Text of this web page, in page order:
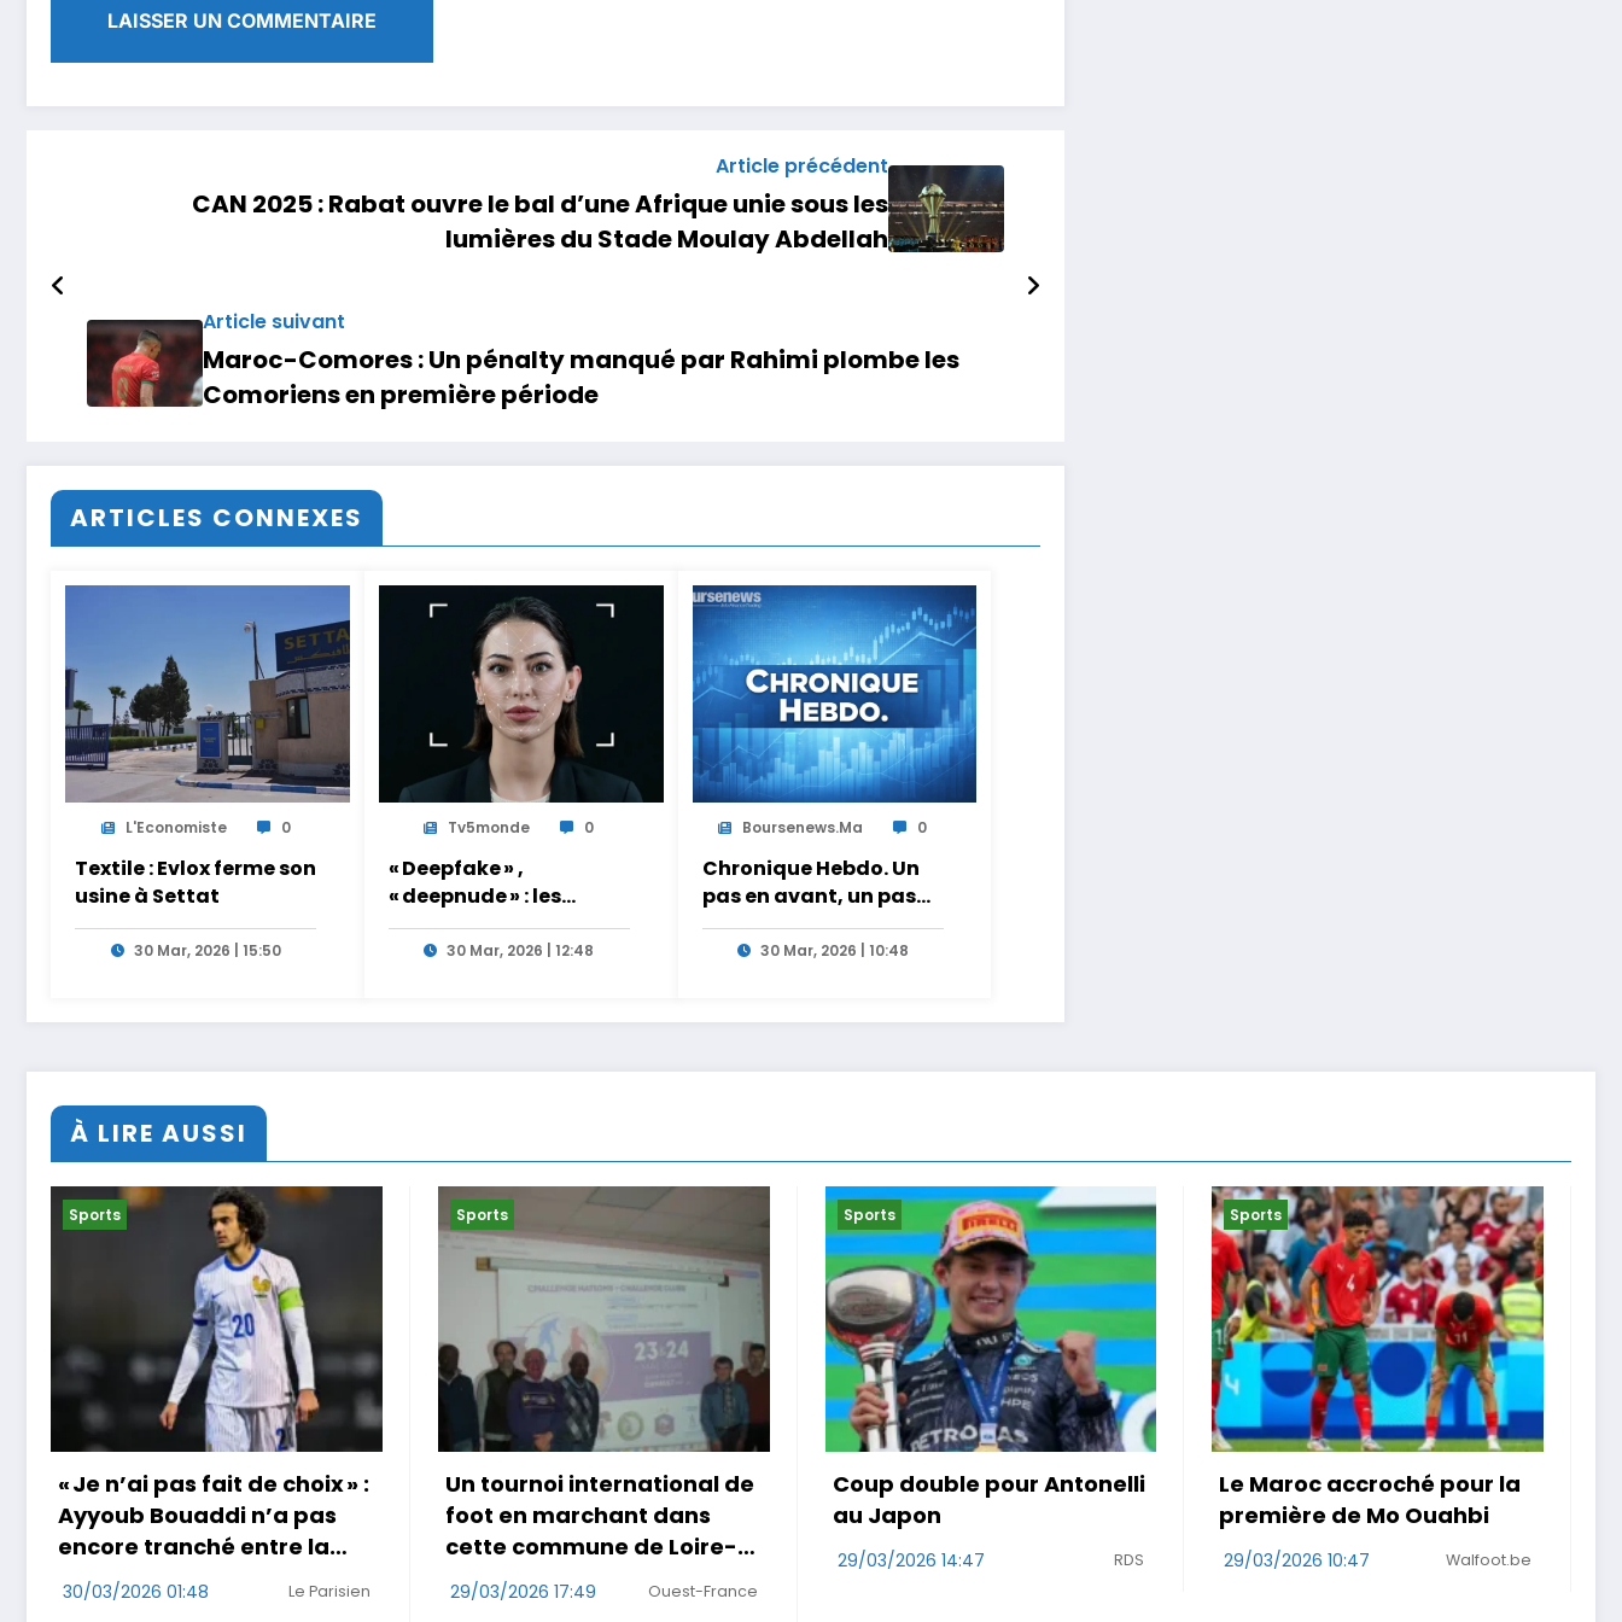
Article précédent
CAN 2025 : Rabat ouvre le bal d’une Afrique unie sous les
lumières du Stade Moulay Abdellah
Article suivant
Maroc-Comores : Un pénalty manqué par Rahimi plombe les
Comoriens en première période
ARTICLES CONNEXES
L'Economiste 0
Textile : Evlox ferme son
usine à Settat
30 Mar, 2026 | 15:50
Tv5monde 0
« Deepfake » ,
« deepnude » : les
femmes en première
ligne face aux dangers
30 Mar, 2026 | 12:48
Boursenews.ma 0
Chronique Hebdo. Un
pas en avant, un pas
en arrière… et le pétrole
en arbitre30 Mar, 2026 | 10:48
À LIRE AUSSI
Sports
Un tournoi international de
foot en marchant dans
cette commune de Loire-
Atlantique
29/03/2026 17:49 Ouest-France
Sports
Coup double pour Antonelli
au Japon
29/03/2026 14:47 RDS
Sports
Le Maroc accroché pour la
première de Mo Ouahbi
29/03/2026 10:47 Walfoot.be
Sports
« Je ne suis pas que la
maladie » . Malgré un
cancer, une Girondine
court le Rallye Aïcha des